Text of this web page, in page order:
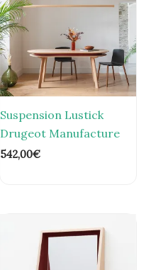
Suspension Lustick
Drugeot Manufacture
542,00€